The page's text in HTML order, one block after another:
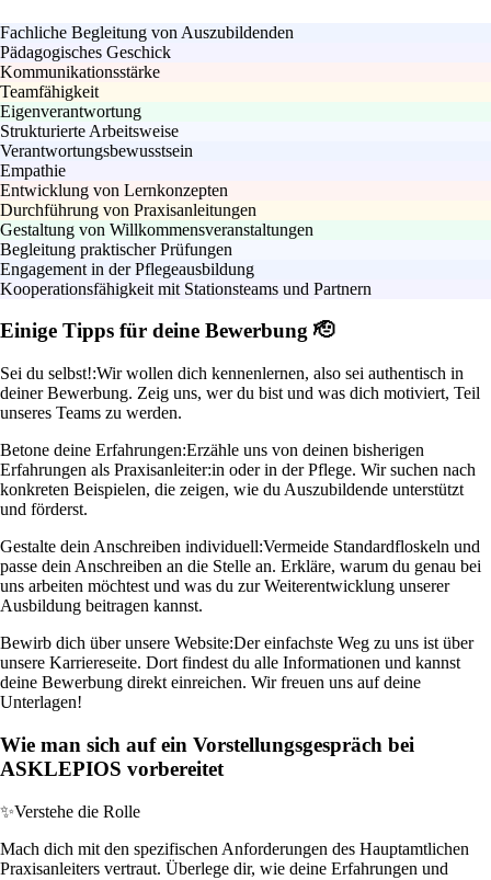
Fachliche Begleitung von Auszubildenden
Pädagogisches Geschick
Kommunikationsstärke
Teamfähigkeit
Eigenverantwortung
Strukturierte Arbeitsweise
Verantwortungsbewusstsein
Empathie
Entwicklung von Lernkonzepten
Durchführung von Praxisanleitungen
Gestaltung von Willkommensveranstaltungen
Begleitung praktischer Prüfungen
Engagement in der Pflegeausbildung
Kooperationsfähigkeit mit Stationsteams und Partnern
Einige Tipps für deine Bewerbung 🫡
Sei du selbst!:Wir wollen dich kennenlernen, also sei authentisch in
deiner Bewerbung. Zeig uns, wer du bist und was dich motiviert, Teil
unseres Teams zu werden.
Betone deine Erfahrungen:Erzähle uns von deinen bisherigen
Erfahrungen als Praxisanleiter:in oder in der Pflege. Wir suchen nach
konkreten Beispielen, die zeigen, wie du Auszubildende unterstützt
und förderst.
Gestalte dein Anschreiben individuell:Vermeide Standardfloskeln und
passe dein Anschreiben an die Stelle an. Erkläre, warum du genau bei
uns arbeiten möchtest und was du zur Weiterentwicklung unserer
Ausbildung beitragen kannst.
Bewirb dich über unsere Website:Der einfachste Weg zu uns ist über
unsere Karriereseite. Dort findest du alle Informationen und kannst
deine Bewerbung direkt einreichen. Wir freuen uns auf deine
Unterlagen!
Wie man sich auf ein Vorstellungsgespräch bei
ASKLEPIOS vorbereitet
✨Verstehe die Rolle
Mach dich mit den spezifischen Anforderungen des Hauptamtlichen
Praxisanleiters vertraut. Überlege dir, wie deine Erfahrungen und